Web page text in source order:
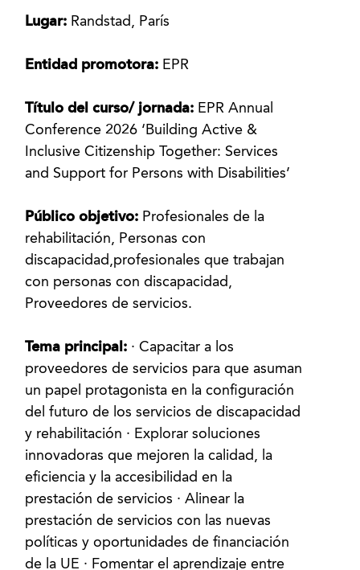
Lugar: Randstad, París
Entidad promotora: EPR
Título del curso/ jornada: EPR Annual
Conference 2026 ‘Building Active &
Inclusive Citizenship Together: Services
and Support for Persons with Disabilities’
Público objetivo: Profesionales de la
rehabilitación, Personas con
discapacidad,profesionales que trabajan
con personas con discapacidad,
Proveedores de servicios.
Tema principal: · Capacitar a los
proveedores de servicios para que asuman
un papel protagonista en la configuración
del futuro de los servicios de discapacidad
y rehabilitación · Explorar soluciones
innovadoras que mejoren la calidad, la
eficiencia y la accesibilidad en la
prestación de servicios · Alinear la
prestación de servicios con las nuevas
políticas y oportunidades de financiación
de la UE · Fomentar el aprendizaje entre